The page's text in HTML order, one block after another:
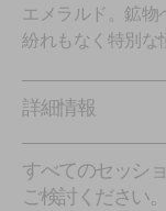
エメラルド。鉱物
紛れもなく特別な
詳細情報
すべてのセッシ
ご検討ください。